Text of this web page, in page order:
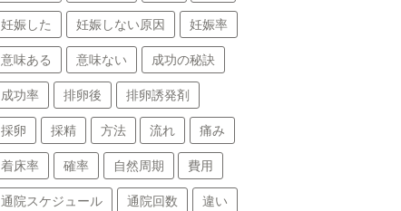
妊娠した 妊娠しない原因 妊娠率
意味ある 意味ない 成功の秘訣
成功率 排卵後 排卵誘発剤
採卵 採精 方法 流れ 痛み
着床率 確率 自然周期 費用
通院スケジュール 通院回数 違い